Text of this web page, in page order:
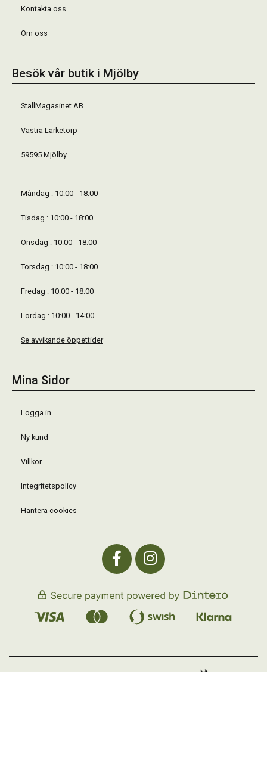
Kontakta oss
Om oss
Besök vår butik i Mjölby
StallMagasinet AB
Västra Lärketorp
59595 Mjölby
Måndag : 10:00 - 18:00
Tisdag : 10:00 - 18:00
Onsdag : 10:00 - 18:00
Torsdag : 10:00 - 18:00
Fredag : 10:00 - 18:00
Lördag : 10:00 - 14:00
Se avvikande öppettider
Mina Sidor
Logga in
Ny kund
Villkor
Integritetspolicy
Hantera cookies